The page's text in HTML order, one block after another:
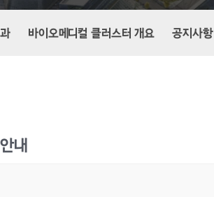
바이오메디컬 클러스터 개요 공지사항
내